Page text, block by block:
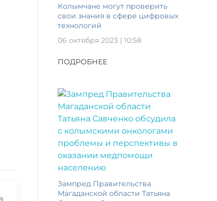
Колымчане могут проверить
свои знания в сфере цифровых
технологий
06 октября 2023 | 10:58
ПОДРОБНЕЕ
Зампред Правительства
Магаданской области Татьяна